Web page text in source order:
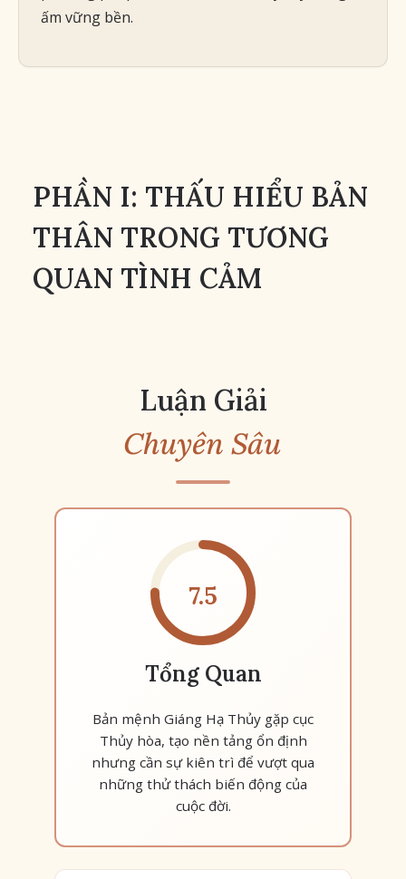
ấm vững bền.
PHẦN I: THẤU HIỂU BẢN
THÂN TRONG TƯƠNG
QUAN TÌNH CẢM
Luận Giải
Chuyên Sâu
7.5
Tổng Quan
Bản mệnh Giáng Hạ Thủy gặp cục
Thủy hòa, tạo nền tảng ổn định
nhưng cần sự kiên trì để vượt qua
những thử thách biến động của
cuộc đời.